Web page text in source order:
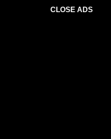
CLOSE ADS